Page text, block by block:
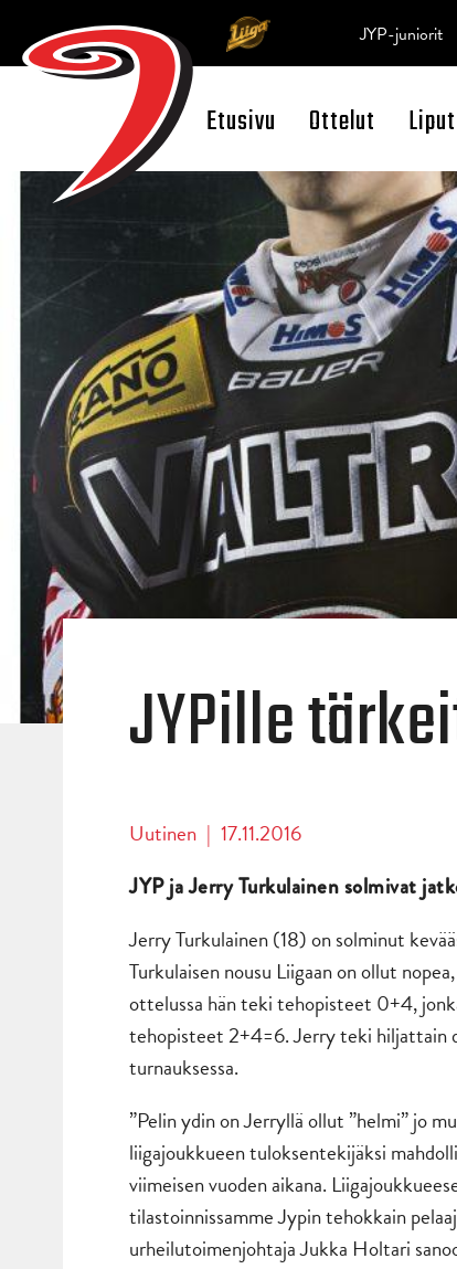
Open Search
Etusivu Ottelut
JYP-juniorit
JYPille
Uutinen | 17.11.2016
JYP ja Jerry Turkulainen solmivat
Jerry Turkulainen (18) on solminut
Turkulaisen nousu Liigaan on ollut
ottelussa hän teki tehopisteet 0+4,
tehopisteet 2+4=6. Jerry teki hiljattain
turnauksessa.
”Pelin ydin on Jerryllä ollut ”helmi” jo
liigajoukkueen tuloksentekijäksi
viimeisen vuoden aikana.
tilastoinnissamme Jypin tehokkain
urheilutoimenjohtaja Jukka Holtari